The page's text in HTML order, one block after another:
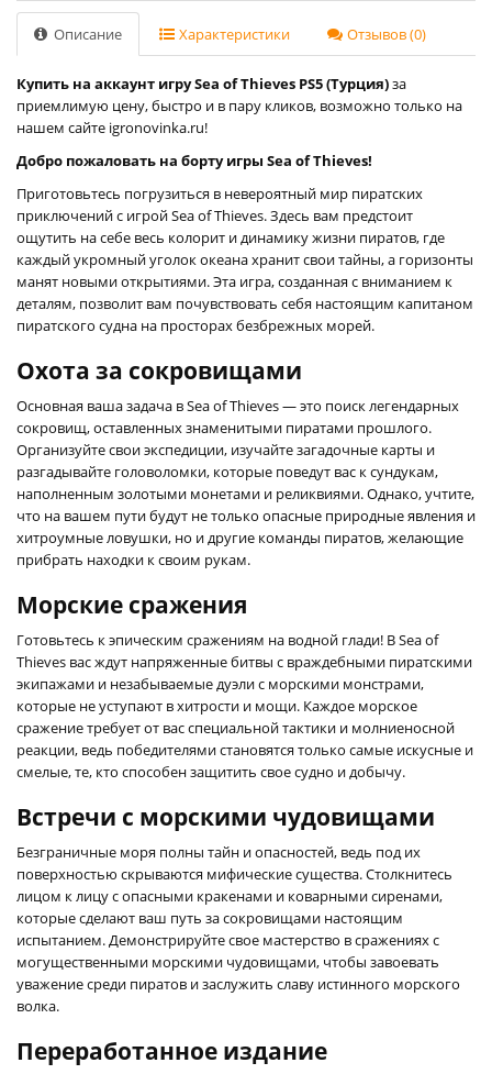
Описание Характеристики Отзывов (0)
Купить на аккаунт игру Sea of Thieves PS5 (Турция)за
приемлимую цену, быстро и в пару кликов, возможно только на
нашем сайте igronovinka.ru!
Добро пожаловать на борту игры Sea of Thieves!
Приготовьтесь погрузиться в невероятный мир пиратских
приключений с игрой Sea of Thieves. Здесь вам предстоит
ощутить на себе весь колорит и динамику жизни пиратов, где
каждый укромный уголок океана хранит свои тайны, а горизонты
манят новыми открытиями. Эта игра, созданная с вниманием к
деталям, позволит вам почувствовать себя настоящим капитаном
пиратского судна на просторах безбрежных морей.
Охота за сокровищами
Основная ваша задача в Sea of Thieves — это поиск легендарных
сокровищ, оставленных знаменитыми пиратами прошлого.
Организуйте свои экспедиции, изучайте загадочные карты и
разгадывайте головоломки, которые поведут вас к сундукам,
наполненным золотыми монетами и реликвиями. Однако, учтите,
что на вашем пути будут не только опасные природные явления и
хитроумные ловушки, но и другие команды пиратов, желающие
прибрать находки к своим рукам.
Морские сражения
Готовьтесь к эпическим сражениям на водной глади! В Sea of
Thieves вас ждут напряженные битвы с враждебными пиратскими
экипажами и незабываемые дуэли с морскими монстрами,
которые не уступают в хитрости и мощи. Каждое морское
сражение требует от вас специальной тактики и молниеносной
реакции, ведь победителями становятся только самые искусные и
смелые, те, кто способен защитить свое судно и добычу.
Встречи с морскими чудовищами
Безграничные моря полны тайн и опасностей, ведь под их
поверхностью скрываются мифические существа. Столкнитесь
лицом к лицу с опасными кракенами и коварными сиренами,
которые сделают ваш путь за сокровищами настоящим
испытанием. Демонстрируйте свое мастерство в сражениях с
могущественными морскими чудовищами, чтобы завоевать
уважение среди пиратов и заслужить славу истинного морского
волка.
Переработанное издание